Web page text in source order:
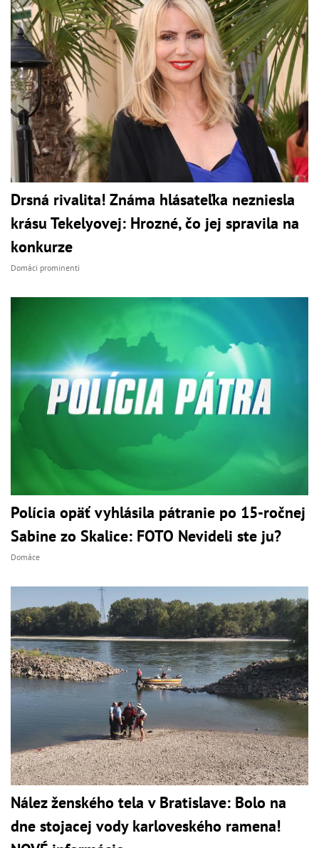
Drsná rivalita! Známa hlásateľka nezniesla
krásu Tekelyovej: Hrozné, čo jej spravila na
konkurze
Domáci prominenti
Polícia opäť vyhlásila pátranie po 15-ročnej
Sabine zo Skalice: FOTO Nevideli ste ju?
Domáce
Nález ženského tela v Bratislave: Bolo na
dne stojacej vody karloveského ramena!